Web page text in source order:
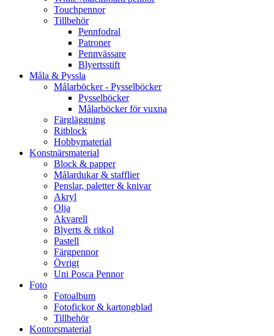
Touchpennor
Tillbehör
Pennfodral
Patroner
Pennvässare
Blyertsstift
Måla & Pyssla
Målarböcker - Pysselböcker
Pysselböcker
Målarböcker för vuxna
Färgläggning
Ritblock
Hobbymaterial
Konstnärsmaterial
Block & papper
Målardukar & stafflier
Penslar, paletter & knivar
Akryl
Olja
Akvarell
Blyerts & ritkol
Pastell
Färgpennor
Övrigt
Uni Posca Pennor
Foto
Fotoalbum
Fotofickor & kartongblad
Tillbehör
Kontorsmaterial